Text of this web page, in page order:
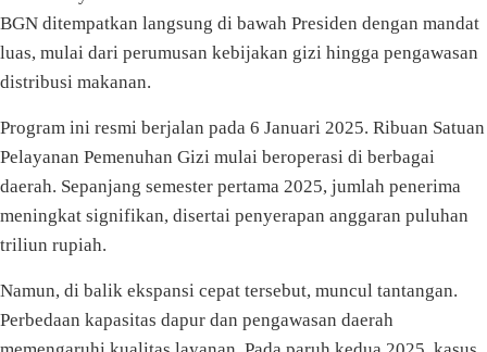
BGN ditempatkan langsung di bawah Presiden dengan mandat
luas, mulai dari perumusan kebijakan gizi hingga pengawasan
distribusi makanan.
Program ini resmi berjalan pada 6 Januari 2025. Ribuan Satuan
Pelayanan Pemenuhan Gizi mulai beroperasi di berbagai
daerah. Sepanjang semester pertama 2025, jumlah penerima
meningkat signifikan, disertai penyerapan anggaran puluhan
triliun rupiah.
Namun, di balik ekspansi cepat tersebut, muncul tantangan.
Perbedaan kapasitas dapur dan pengawasan daerah